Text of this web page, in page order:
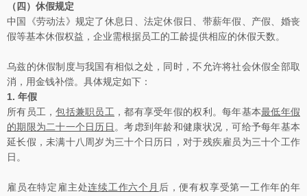
（四）休假规定
中国《劳动法》规定了休息日、法定休假日、带薪年假、产假、婚丧
假等基本休假权益，企业需根据员工的工龄提供相应的休假天数。
乌兹的休假制度与我国有相似之处，同时，不允许将社会休假全部取
消，用金钱补偿。具体规定如下：
1. 年假
所有员工，包括兼职员工 ，都有享受年假的权利。每年基本最低年假
的期限为二十一个日历日 。考虑到年龄和健康状况，可给予每年基本
延长假，未满十八周岁为三十个日历日，对于残疾雇员为三十个工作
日。
雇员在特定雇主处连续工作六个月 后，便有权享受第一工作年的年